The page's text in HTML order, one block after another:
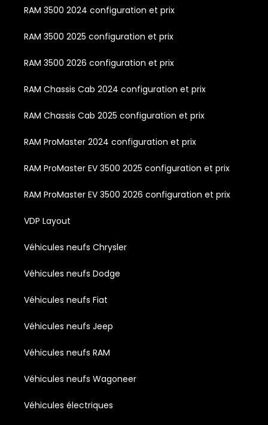
RAM 3500 2024 configuration et prix
RAM 3500 2025 configuration et prix
RAM 3500 2026 configuration et prix
RAM Chassis Cab 2024 configuration et prix
RAM Chassis Cab 2025 configuration et prix
RAM ProMaster 2024 configuration et prix
RAM ProMaster EV 3500 2025 configuration et prix
RAM ProMaster EV 3500 2026 configuration et prix
VDP Layout
Véhicules neufs Chrysler
Véhicules neufs Dodge
Véhicules neufs Fiat
Véhicules neufs Jeep
Véhicules neufs RAM
Véhicules neufs Wagoneer
Véhicules électriques